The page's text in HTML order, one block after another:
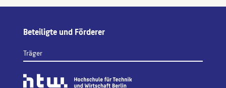
Beteiligte und Förderer
Träger